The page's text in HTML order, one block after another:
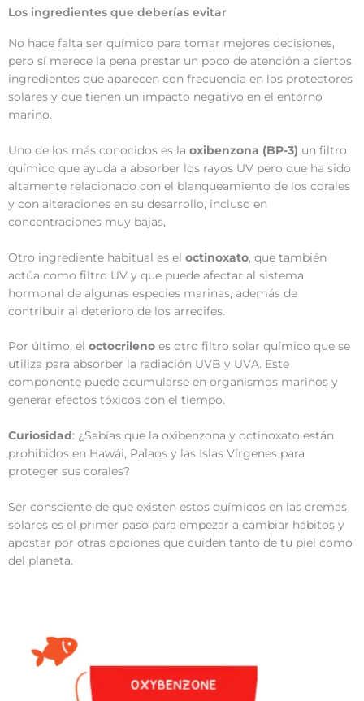
Los ingredientes que deberías evitar
No hace falta ser químico para tomar mejores decisiones,
pero sí merece la pena prestar un poco de atención a ciertos
ingredientes que aparecen con frecuencia en los protectores
solares y que tienen un impacto negativo en el entorno
marino.
Uno de los más conocidos es la oxibenzona (BP-3) un filtro
químico que ayuda a absorber los rayos UV pero que ha sido
altamente relacionado con el blanqueamiento de los corales
y con alteraciones en su desarrollo, incluso en
concentraciones muy bajas,
Otro ingrediente habitual es el octinoxato, que también
actúa como filtro UV y que puede afectar al sistema
hormonal de algunas especies marinas, además de
contribuir al deterioro de los arrecifes.
Por último, el octocrileno es otro filtro solar químico que se
utiliza para absorber la radiación UVB y UVA. Este
componente puede acumularse en organismos marinos y
generar efectos tóxicos con el tiempo.
Curiosidad: ¿Sabías que la oxibenzona y octinoxato están
prohibidos en Hawái, Palaos y las Islas Vírgenes para
proteger sus corales?
Ser consciente de que existen estos químicos en las cremas
solares es el primer paso para empezar a cambiar hábitos y
apostar por otras opciones que cuiden tanto de tu piel como
del planeta.